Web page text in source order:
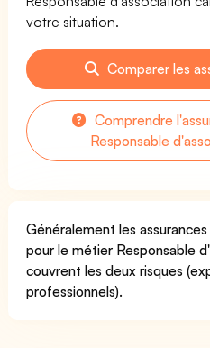
votre situation.
Comparer les
Comprendre
Responsable
Généralement les
pour le métier Responsable
couvrent les deux risques
professionnels).